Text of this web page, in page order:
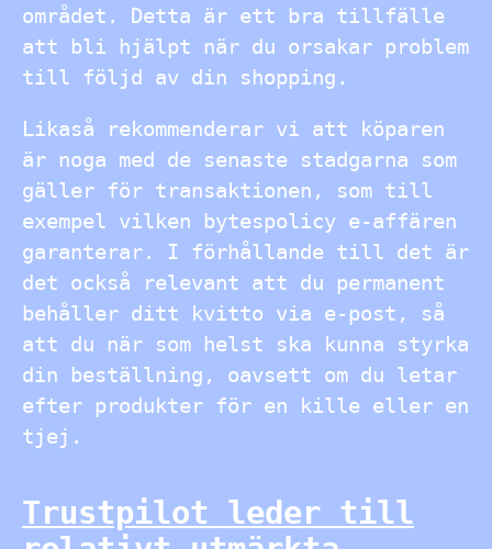
området. Detta är ett bra tillfälle
att bli hjälpt när du orsakar problem
till följd av din shopping.
Likaså rekommenderar vi att köparen
är noga med de senaste stadgarna som
gäller för transaktionen, som till
exempel vilken bytespolicy e-affären
garanterar. I förhållande till det är
det också relevant att du permanent
behåller ditt kvitto via e-post, så
att du när som helst ska kunna styrka
din beställning, oavsett om du letar
efter produkter för en kille eller en
tjej.
Trustpilot leder till